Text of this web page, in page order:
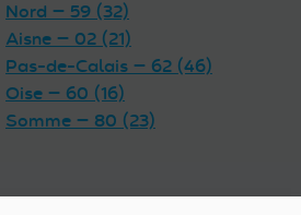
Nord — 59 (32)
Aisne — 02 (21)
Pas-de-Calais — 62 (46)
Oise — 60 (16)
Somme — 80 (23)